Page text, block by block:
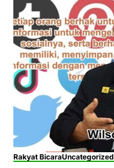
Rakyat BicaraUncategorized